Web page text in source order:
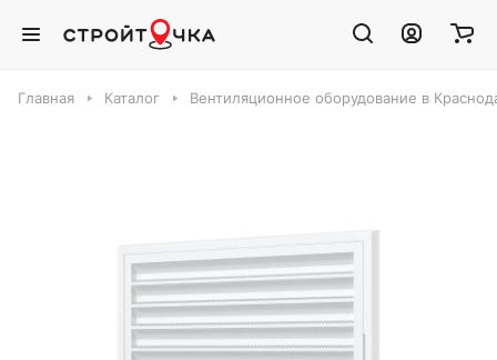
Главная Каталог Вентиляционное оборудование в